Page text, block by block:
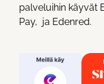
palveluihin käyvät
Pay, ja Edenred.